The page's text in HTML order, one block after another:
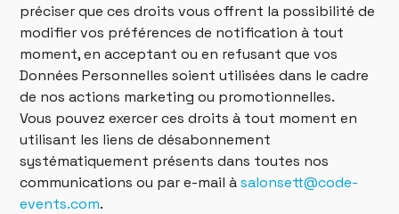
préciser que ces droits vous offrent la possibilité de
modifier vos préférences de notification à tout
moment, en acceptant ou en refusant que vos
Données Personnelles soient utilisées dans le cadre
de nos actions marketing ou promotionnelles.
Vous pouvez exercer ces droits à tout moment en
utilisant les liens de désabonnement
systématiquement présents dans toutes nos
communications ou par e-mail àsalonsett@code-
events.com.